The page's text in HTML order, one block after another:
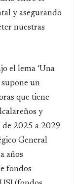
y asegurando
nuestras
el lema ‘Una
un
que tiene
y
de 2025 a 2029
General
años
fondos